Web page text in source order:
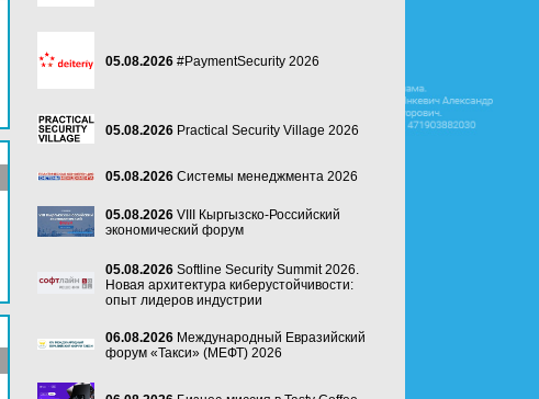
05.08.2026 #PaymentSecurity 2026
05.08.2026 Practical Security Village 2026
05.08.2026 Системы менеджмента 2026
05.08.2026 VIII Кыргызско-Российский
экономический форум
05.08.2026 Softline Security Summit 2026.
Новая архитектура киберустойчивости:
опыт лидеров индустрии
06.08.2026 Международный Евразийский
форум «Такси» (МЕФТ) 2026